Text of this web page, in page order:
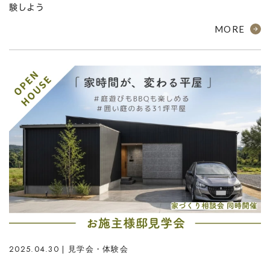
験しよう
MORE
2025.04.30 | 見学会・体験会